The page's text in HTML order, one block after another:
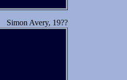
Simon Avery, 19??